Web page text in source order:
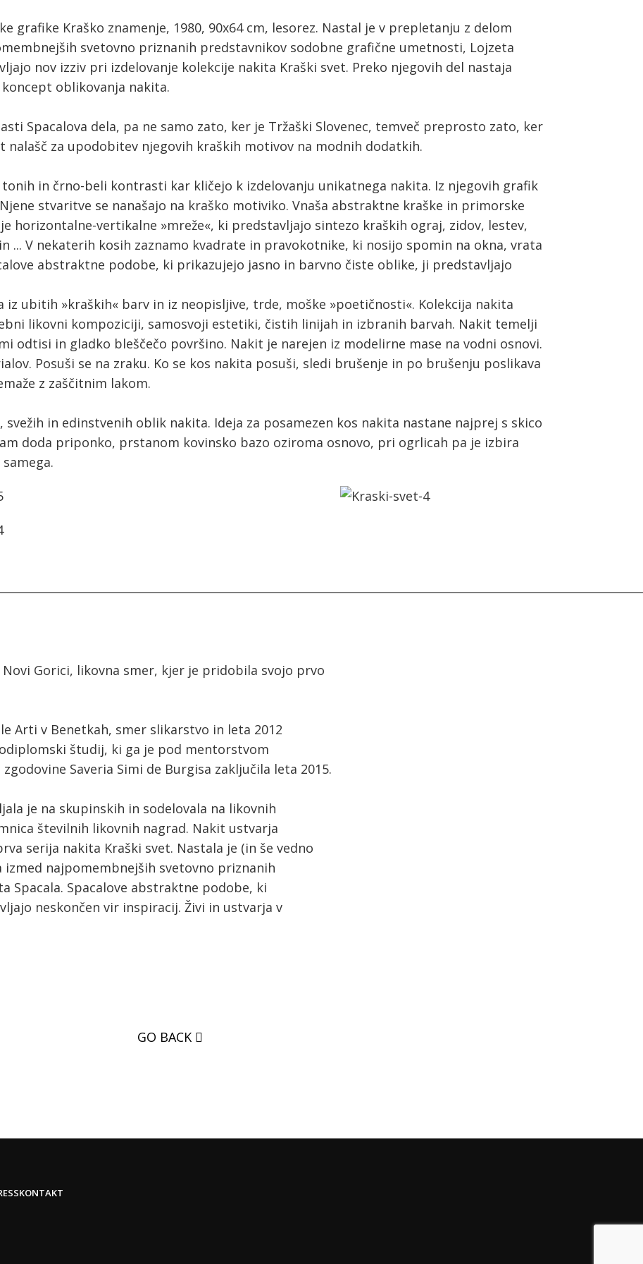
grafike Kraško znamenje, 1980, 90x64 cm, lesorez. Nastal je v prepletanju z delom
svetovno priznanih predstavnikov sodobne grafične umetnosti, Lojzeta
nov izziv pri izdelovanje kolekcije nakita Kraški svet. Preko njegovih del nastaja
oblikovanja nakita.
Spacalova dela, pa ne samo zato, ker je Tržaški Slovenec, temveč preprosto zato, ker
nalašč za upodobitev njegovih kraških motivov na modnih dodatkih.
in črno-beli kontrasti kar kličejo k izdelovanju unikatnega nakita. Iz njegovih grafik
stvaritve se nanašajo na kraško motiviko. Vnaša abstraktne kraške in primorske
horizontalne-vertikalne »mreže«, ki predstavljajo sintezo kraških ograj, zidov, lestev,
... V nekaterih kosih zaznamo kvadrate in pravokotnike, ki nosijo spomin na okna, vrata
abstraktne podobe, ki prikazujejo jasno in barvno čiste oblike, ji predstavljajo
ubitih »kraških« barv in iz neopisljive, trde, moške »poetičnosti«. Kolekcija nakita
likovni kompoziciji, samosvoji estetiki, čistih linijah in izbranih barvah. Nakit temelji
odtisi in gladko bleščečo površino. Nakit je narejen iz modelirne mase na vodni osnovi.
Posuši se na zraku. Ko se kos nakita posuši, sledi brušenje in po brušenju poslikava
z zaščitnim lakom.
in edinstvenih oblik nakita. Ideja za posamezen kos nakita nastane najprej s skico
doda priponko, prstanom kovinsko bazo oziroma osnovo, pri ogrlicah pa je izbira
Gorici, likovna smer, kjer je pridobila svojo prvo
Arti v Benetkah, smer slikarstvo in leta 2012
študij, ki ga je pod mentorstvom
Saveria Simi de Burgisa zaključila leta 2015.
je na skupinskih in sodelovala na likovnih
številnih likovnih nagrad. Nakit ustvarja
serija nakita Kraški svet. Nastala je (in še vedno
najpomembnejših svetovno priznanih
Spacala. Spacalove abstraktne podobe, ki
neskončen vir inspiracij. Živi in ustvarja v
GO BACK
KONTAKT